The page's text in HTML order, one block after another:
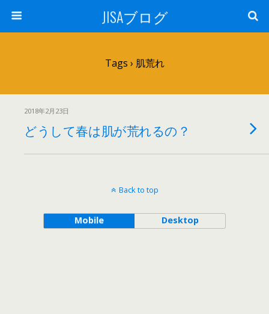
JISAブログ
Tags › 肌荒れ
2018年2月23日
どうして春は肌が荒れるの？
Back to top
Mobile Desktop